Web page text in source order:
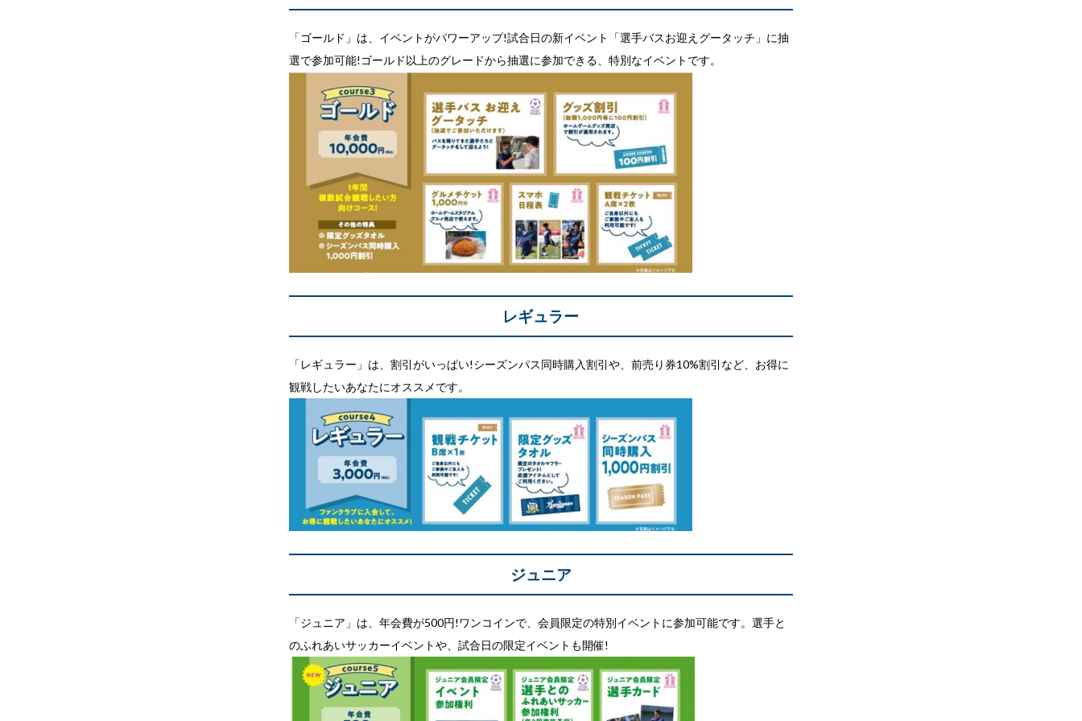
「ゴールド」は、イベントがパワーアップ!試合日の新イベント「選手バスお迎えグータッチ」に抽
選で参加可能!ゴールド以上のグレードから抽選に参加できる、特別なイベントです。
レギュラー
「レギュラー」は、割引がいっぱい!シーズンパス同時購入割引や、前売り券10%割引など、お得に
観戦したいあなたにオススメです。
ジュニア
「ジュニア」は、年会費が500円!ワンコインで、会員限定の特別イベントに参加可能です。選手と
のふれあいサッカーイベントや、試合日の限定イベントも開催!